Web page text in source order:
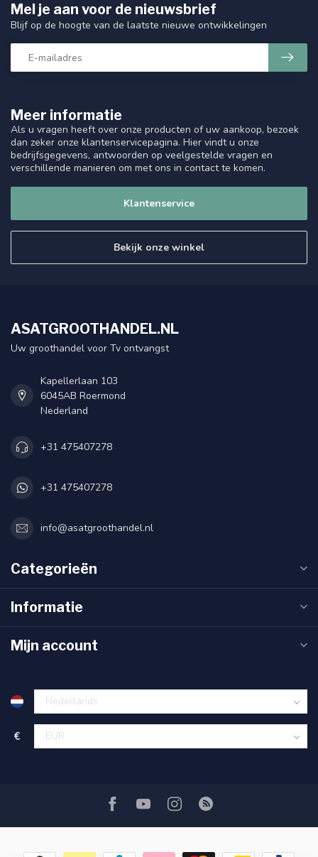
Meer informatie
Als u vragen heeft over onze producten of uw aankoop, bezoek
dan zeker onze klantenservicepagina. Hier vindt u onze
bedrijfsgegevens, antwoorden op veelgestelde vragen en
verschillende manieren om met ons in contact te komen.
Klantenservice
Bekijk onze winkel
Mel je aan voor de nieuwsbrief
Blijf op de hoogte van de laatste nieuwe ontwikkelingen
ASATGROOTHANDEL.NL
Uw groothandel voor Tv ontvangst
Kapellerlaan 103
6045AB Roermond
Nederland
+31 475407278
+31 475407278
info@asatgroothandel.nl
Categorieën
Informatie
Mijn account
€